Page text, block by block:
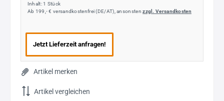
Inhalt: 1 Stück
Ab 199,- € versandkostenfrei (DE/AT), ansonstenzzgl. Versandkosten
Jetzt Lieferzeit anfragen!
Artikel merken
Artikel vergleichen